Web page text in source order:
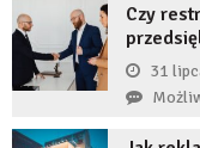
Czy
31